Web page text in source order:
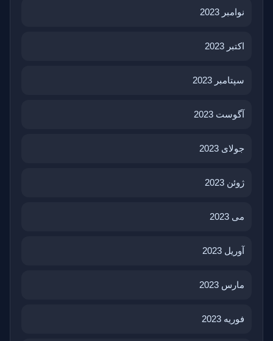
نوامبر 2023
اکتبر 2023
سپتامبر 2023
آگوست 2023
جولای 2023
ژوئن 2023
می 2023
آوریل 2023
مارس 2023
فوریه 2023